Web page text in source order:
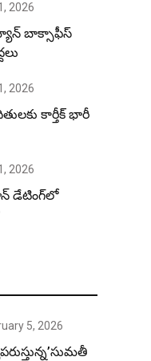
2026
బాక్సాఫీస్
2026
కార్తీక్ భారీ
2026
డేటింగ్‌లో
5, 2026